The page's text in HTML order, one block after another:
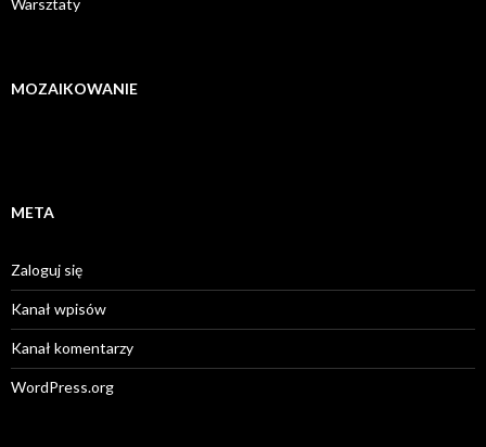
Warsztaty
MOZAIKOWANIE
META
Zaloguj się
Kanał wpisów
Kanał komentarzy
WordPress.org